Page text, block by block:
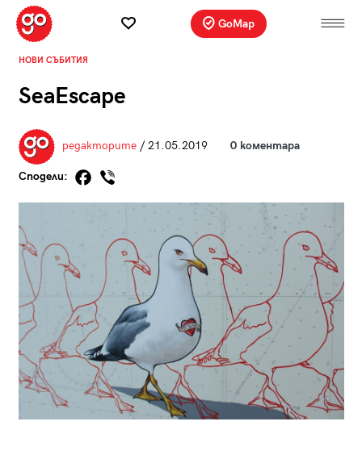
GoMap
НОВИ СЪБИТИЯ
SeaEscape
редакторите/ 21.05.2019 0 коментара
Сподели: